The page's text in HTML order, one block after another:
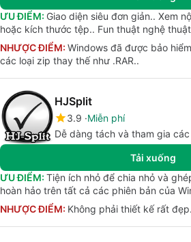
ƯU ĐIỂM: Giao diện siêu đơn giản.. Xem
hoặc kích thước tệp.. Fun thuật nghệ
NHƯỢC ĐIỂM: Windows đã được bảo
các loại zip thay thế như .RAR..
HJSplit
3.9 Miễn phí
Dễ dàng tách và tham gia
Tải xuống
ƯU ĐIỂM: Tiện ích nhỏ để chia nhỏ và
hoàn hảo trên tất cả các phiên bản của
NHƯỢC ĐIỂM: Không phải thiết kế rất đẹp.